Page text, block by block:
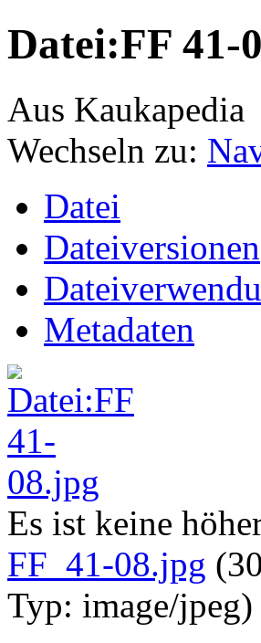
Datei:FF 41-
Aus Kaukapedia
Wechseln zu:
Datei
Dateiversionen
Metadaten
Es ist keine
FF_41-08.jpg
Typ: image/jpeg)